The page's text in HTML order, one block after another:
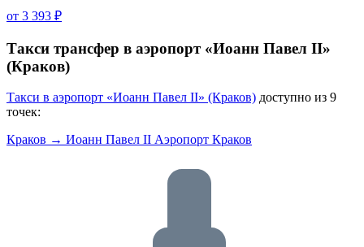
от 3 393 ₽
Такси трансфер в аэропорт «Иоанн Павел ІІ»
(Краков)
Такси в аэропорт «Иоанн Павел ІІ» (Краков) доступно из 9
точек:
Краков → Иоанн Павел II Аэропорт Краков